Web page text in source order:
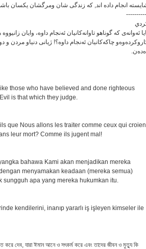
انجام داده اند, که زندگی شان ومرگشان یکسان
ئه‌وانه‌ی که گوناهو تاوانه‌کانیان ئه‌نجام داوه‌، وایان
چاکه‌کانیان ئه‌نجام داوه‌؟! ژیانی دنیاو مردن
those who have believed and done righteous
is that which they judge.
que Nous allons les traiter comme ceux qui
leur mort? Comme ils jugent mal!
bahawa Kami akan menjadikan mereka
menyamakan keadaan (mereka semua)
sungguh apa yang mereka hukumkan itu.
kendilerini, inanıp yararlı iş işleyen kimseler ile
করে দেব, যারা ঈমান আনে ও সৎকর্ম করে এবং তাদের জীবন ও মুত্যু কি